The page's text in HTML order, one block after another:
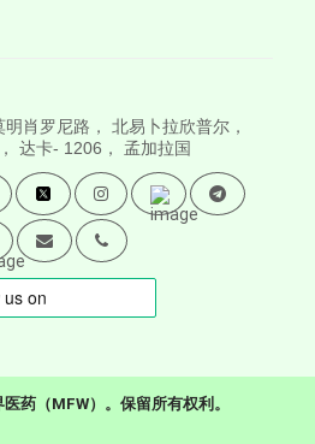
肖罗尼路， 北易卜拉欣普尔，
达卡- 1206， 孟加拉国
药（MFW）。保留所有权利。